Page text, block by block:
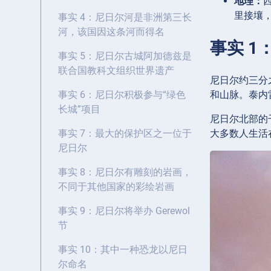
事实 4：尼日尔河是非洲第三长
河，该国因这条河而得名
事实 5：尼日尔古城阿加德兹是
联合国教科文组织世界遗产
事实 6：尼日尔积极参与“绿色
长城”项目
事实 7：最大的保护区之一位于
尼日尔
事实 8：尼日尔有雕刻的岩画，
不同于其他国家的彩绘岩画
事实 9：尼日尔将举办 Gerewol
节
事实 10：其中一种恐龙以尼日
尔命名
里接壤
事实 1
尼日尔约三
和山脉。泰
尼日尔北部
大多数人生